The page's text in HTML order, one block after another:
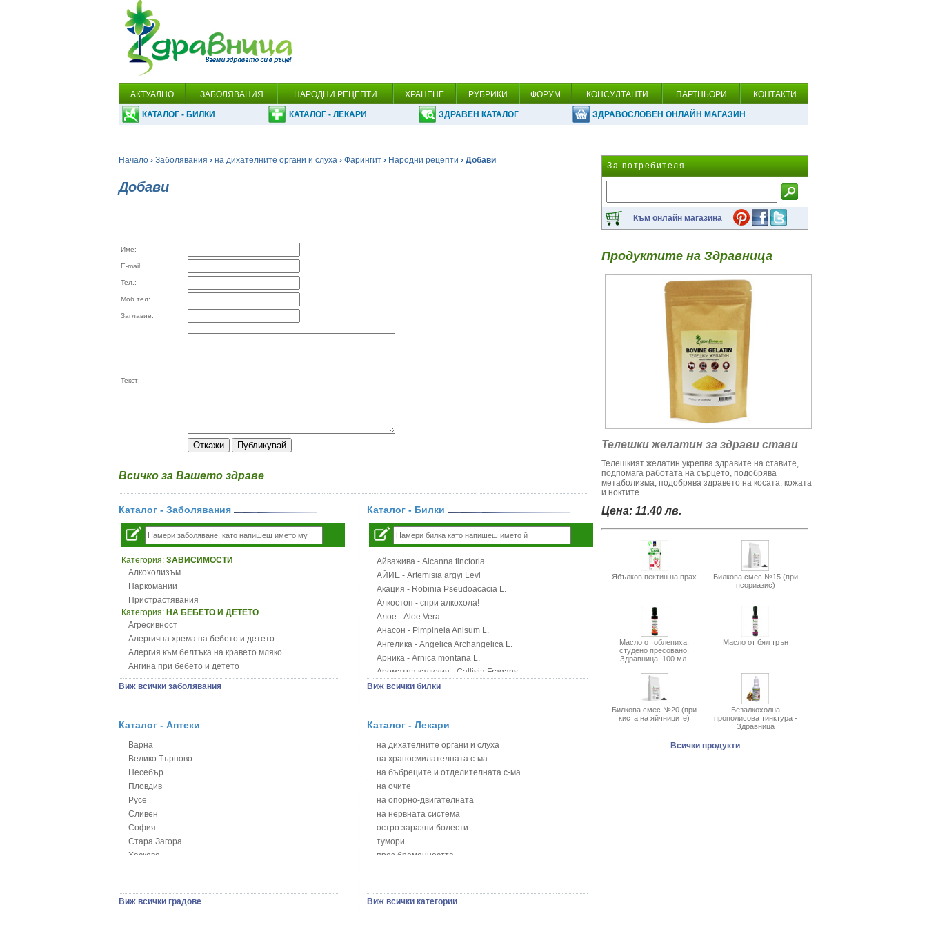
АКТУАЛНО ЗАБОЛЯВАНИЯ НАРОДНИ РЕЦЕПТИ ХРАНЕНЕ РУБРИКИ ФОРУМ КОНСУЛТАНТИ ПАРТНЬОРИ КОНТАКТИ
КАТАЛОГ - БИЛКИ КАТАЛОГ - ЛЕКАРИ ЗДРАВЕН КАТАЛОГ ЗДРАВОСЛОВЕН ОНЛАЙН МАГАЗИН
Начало › Заболявания › на дихателните органи и слуха › Фарингит › Народни рецепти › Добави
Добави
Име:
E-mail:
Тел.:
Моб.тел:
Заглавие:
Текст:
Всичко за Вашето здраве
Каталог - Заболявания
Категория: ЗАВИСИМОСТИ
Алкохолизъм
Наркомании
Пристрастявания
Категория: НА БЕБЕТО И ДЕТЕТО
Агресивност
Алергична хрема на бебето и детето
Алергия към белтъка на кравето мляко
Ангина при бебето и детето
Анемия при бебето и детето
Апетит - пълни деца
Безапетитие при бебето и детето
Бронхит и пневмония при деца
Варицела
Висока температура на бебето и детето
Възпаление на ушите на бебето и детето
Глисти
Грижа за пъпа на новороденото
Грип при бебето и детето
Гърч
Детски диабет
Виж всички заболявания
Каталог - Билки
Айважива - Alcanna tinctoria
АЙИЕ - Artemisia argyi Levl
Акация - Robinia Pseudoacacia L.
Алкостоп - спри алкохола!
Алое - Aloe Vera
Анасон - Pimpinela Anisum L.
Ангелика - Angelica Archangelica L.
Арника - Arnica montana L.
Ароматна кализия - Callisia Fragans
Арония - Sorbus melanocorpa
Блатен аир - Acorus calamus L.
Блатен тъжник - Spirea ulmaria L.
Блян
Бобови шушулки - Phaseolus Vulgaris L.
Божур - Paeonia Decora
Борови връхчета - Pinus sylvestris
Босилек - Ocimum Basillicum
Брей - Tamus Communis
Брош - Rubia tinctorum L.
Бръшлян - Hedera helix L.
Бял имел - Viscum album L.
Бял оман - Inula Helenium L.
Виж всички билки
Каталог - Аптеки
Варна
Велико Търново
Несебър
Пловдив
Русе
Сливен
София
Стара Загора
Хасково
Виж всички градове
Каталог - Лекари
на дихателните органи и слуха
на храносмилателната с-ма
на бъбреците и отделителната с-ма
на очите
на опорно-двигателната
на нервната система
остро заразни болести
тумори
през бременността
сексуални проблеми
на половите органи
Виж всички категории
За потребителя
Към онлайн магазина
Продуктите на Здравница
Телешки желатин за здрави стави
Телешкият желатин укрепва здравите на ставите,
подпомага работата на сърцето, подобрява
метаболизма, подобрява здравето на косата, кожата
и ноктите....
Цена: 11.40 лв.
Ябълков пектин на прах
Билкова смес №15 (при
псориазис)
Масло от облепиха,
студено пресовано,
Здравница, 100 мл.
Масло от бял трън
Билкова смес №20 (при
киста на яйчниците)
Безалкохолна
прополисова тинктура -
Здравница
Всички продукти